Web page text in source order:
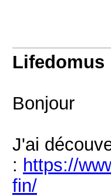
Bonjour
J'ai
: https://
fin/